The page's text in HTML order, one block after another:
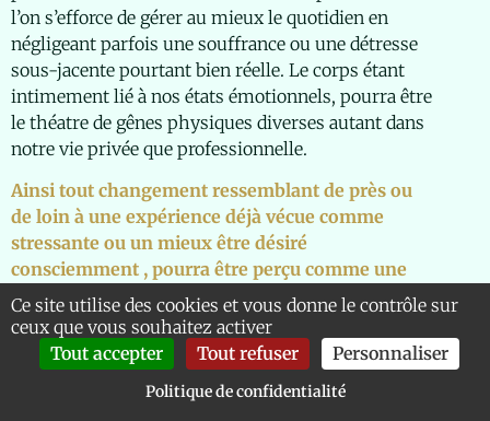
l’on s’efforce de gérer au mieux le quotidien en
négligeant parfois une souffrance ou une détresse
sous-jacente pourtant bien réelle. Le corps étant
intimement lié à nos états émotionnels, pourra être
le théatre de gênes physiques diverses autant dans
notre vie privée que professionnelle.
Ainsi tout changement ressemblant de près ou
de loin à une expérience déjà vécue comme
stressante ou un mieux être désiré
consciemment , pourra être perçu comme une
menace, un risque dangereux et négatifs.
Réaction biologique du
Ce site utilise des cookies et vous donne le contrôle sur
ceux que vous souhaitez activer
Tout accepter
Tout refuser Personnaliser
Politique de confidentialité